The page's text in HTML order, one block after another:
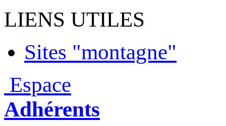
LIENS UTILES
Sites "montagne"
Espace
Adhérents